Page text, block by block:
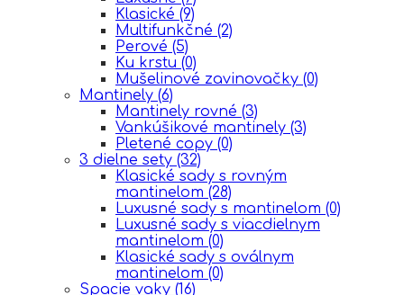
Klasické (9)
Multifunkčné (2)
Perové (5)
Ku krstu (0)
Mušelinové zavinovačky (0)
Mantinely (6)
Mantinely rovné (3)
Vankúšikové mantinely (3)
Pletené copy (0)
3 dielne sety (32)
Klasické sady s rovným
mantinelom (28)
Luxusné sady s mantinelom (0)
Luxusné sady s viacdielnym
mantinelom (0)
Klasické sady s oválnym
mantinelom (0)
Spacie vaky (16)